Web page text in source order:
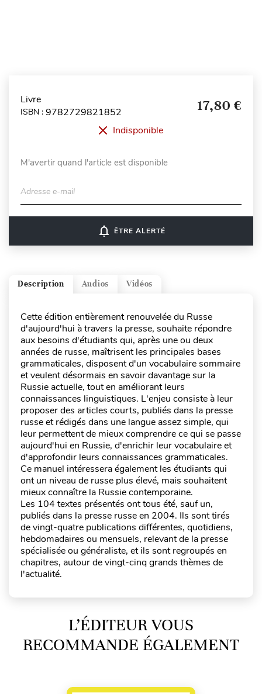
Livre
ISBN : 9782729821852 17,80 €
Indisponible
M'avertir quand l'article est disponible
Adresse e-mail
notifications_none ÊTRE ALERTÉ
Vidéos
Audios
Description
Cette édition entièrement renouvelée du Russe
d'aujourd'hui à travers la presse, souhaite répondre
aux besoins d'étudiants qui, après une ou deux
années de russe, maîtrisent les principales bases
grammaticales, disposent d'un vocabulaire sommaire
et veulent désormais en savoir davantage sur la
Russie actuelle, tout en améliorant leurs
connaissances linguistiques. L'enjeu consiste à leur
proposer des articles courts, publiés dans la presse
russe et rédigés dans une langue assez simple, qui
leur permettent de mieux comprendre ce qui se passe
aujourd'hui en Russie, d'enrichir leur vocabulaire et
d'approfondir leurs connaissances grammaticales.
Ce manuel intéressera également les étudiants qui
ont un niveau de russe plus élevé, mais souhaitent
mieux connaître la Russie contemporaine.
Les 104 textes présentés ont tous été, sauf un,
publiés dans la presse russe en 2004. Ils sont tirés
de vingt-quatre publications différentes, quotidiens,
hebdomadaires ou mensuels, relevant de la presse
spécialisée ou généraliste, et ils sont regroupés en
chapitres, autour de vingt-cinq grands thèmes de
l'actualité.
L’ÉDITEUR VOUS
RECOMMANDE ÉGALEMENT